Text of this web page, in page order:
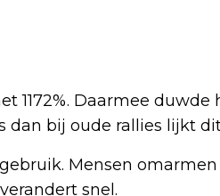
1172%. Daarmee
dan bij oude rallies lijkt
Mensen
snel.